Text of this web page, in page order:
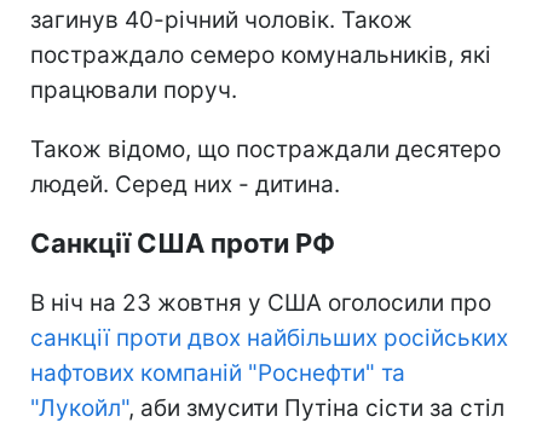
загинув 40-річний чоловік. Також
постраждало семеро комунальників, які
працювали поруч.
Також відомо, що постраждали десятеро
людей. Серед них - дитина.
Санкції США проти РФ
В ніч на 23 жовтня у США оголосили про
санкції проти двох найбільших російських
нафтових компаній "Роснефти" та
"Лукойл", аби змусити Путіна сісти за стіл